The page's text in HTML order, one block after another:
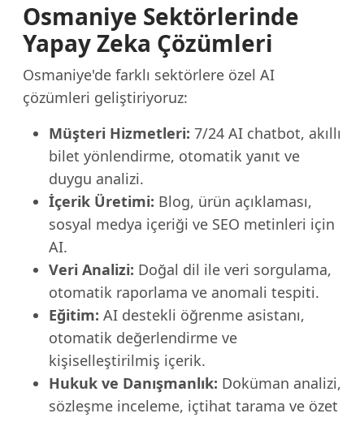
Osmaniye Sektörlerinde
Yapay Zeka Çözümleri
Osmaniye'de farklı sektörlere özel AI
çözümleri geliştiriyoruz:
Müşteri Hizmetleri: 7/24 AI chatbot, akıllı
bilet yönlendirme, otomatik yanıt ve
duygu analizi.
İçerik Üretimi: Blog, ürün açıklaması,
sosyal medya içeriği ve SEO metinleri için
AI.
Veri Analizi: Doğal dil ile veri sorgulama,
otomatik raporlama ve anomali tespiti.
Eğitim: AI destekli öğrenme asistanı,
otomatik değerlendirme ve
kişiselleştirilmiş içerik.
Hukuk ve Danışmanlık: Doküman analizi,
sözleşme inceleme, içtihat tarama ve özet